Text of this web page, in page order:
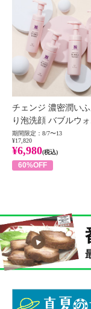
チェンジ 濃密潤い
り泡洗顔 バブルウ
期間限定：8/7〜13
¥17,820
¥6,980(税込)
60%OFF